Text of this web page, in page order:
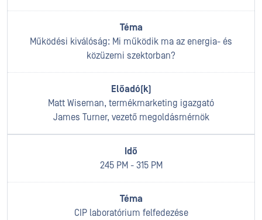
Működési kiválóság: Mi működik ma az energia- és
közüzemi szektorban?
Matt Wiseman, termékmarketing igazgató
James Turner, vezető megoldásmérnök
245 PM - 315 PM
CIP laboratórium felfedezése